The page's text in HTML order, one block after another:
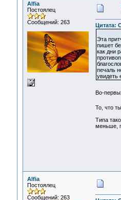
Alfia
Постоялец
Сообщений: 263
Цитата:
Эта
пишет
как дни
печаль
увидеть
Во-
То, что
Типа
меньше,
Alfia
Постоялец
Сообщений: 263